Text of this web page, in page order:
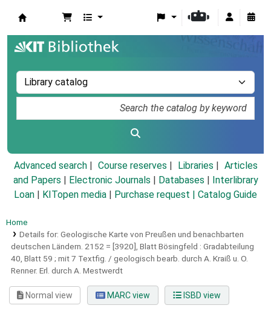
Advanced search Course reserves Libraries
Articles
and Papers
Electronic Journals Databases
Interlibrary
Loan
KITopen media Purchase request | Catalog Guide
Home
Details for: Geologische Karte von Preußen und benachbarten
deutschen Ländern. 2152 = [3920], Blatt Bösingfeld : Gradabteilung
40, Blatt 59 ; mit 7 Textfig. / geologisch bearb. durch A. Kraiß u. O.
Renner. Erl. durch A. Mestwerdt
Normal view MARC view ISBD view